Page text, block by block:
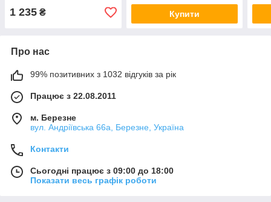
1 235 ₴ Купити
Про нас
99% позитивних з 1032 відгуків за рік
Працює з 22.08.2011
м. Березне
вул. Андріївська 66а, Березне, Україна
Контакти
Сьогодні працює з 09:00 до 18:00
Показати весь графік роботи